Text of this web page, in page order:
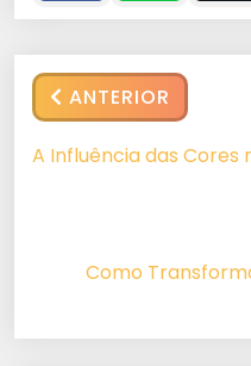
ANTERIOR
A Influência das Cores
Como